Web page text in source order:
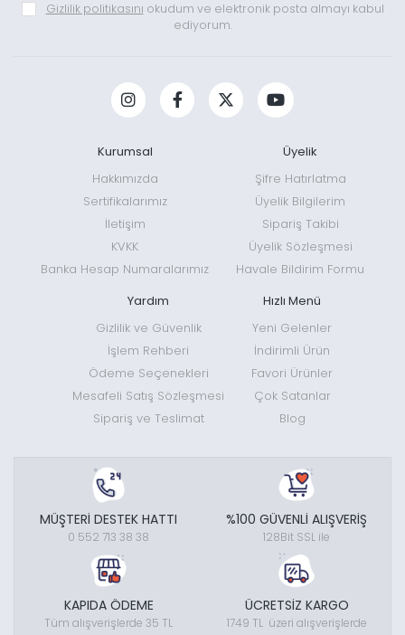
Gizlilik politikasını okudum ve elektronik posta almayı kabul
ediyorum.
Kurumsal
Hakkımızda
Sertifikalarımız
İletişim
KVKK
Banka Hesap Numaralarımız
Üyelik
Şifre Hatırlatma
Üyelik Bilgilerim
Sipariş Takibi
Üyelik Sözleşmesi
Havale Bildirim Formu
Yardım
Gizlilik ve Güvenlik
İşlem Rehberi
Ödeme Seçenekleri
Mesafeli Satış Sözleşmesi
Sipariş ve Teslimat
Hızlı Menü
Yeni Gelenler
İndirimli Ürün
Favori Ürünler
Çok Satanlar
Blog
MÜŞTERİ DESTEK HATTI
0 552 713 38 38
%100 GÜVENLİ ALIŞVERİŞ
128Bit SSL ile
KAPIDA ÖDEME
Tüm alışverişlerde 35 TL
ÜCRETSİZ KARGO
1749 TL üzeri alışverişlerde